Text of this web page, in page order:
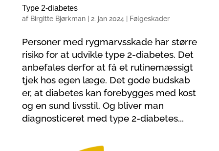
Type 2-diabetes
af Birgitte Bjørkman| 2. jan 2024 Følgeskader
Personer med rygmarvsskade har større
risiko for at udvikle type 2-diabetes. Det
anbefales derfor at få et rutinemæssigt
tjek hos egen læge. Det gode budskab
er, at diabetes kan forebygges med kost
og en sund livsstil. Og bliver man
diagnosticeret med type 2-diabetes...